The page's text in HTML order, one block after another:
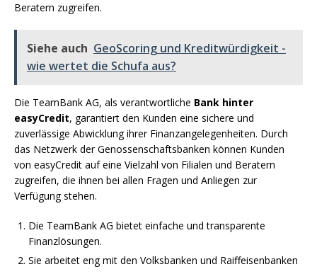
Beratern zugreifen.
Siehe auch GeoScoring und Kreditwürdigkeit -
wie wertet die Schufa aus?
Die TeamBank AG, als verantwortliche Bank hinter
easyCredit, garantiert den Kunden eine sichere und
zuverlässige Abwicklung ihrer Finanzangelegenheiten. Durch
das Netzwerk der Genossenschaftsbanken können Kunden
von easyCredit auf eine Vielzahl von Filialen und Beratern
zugreifen, die ihnen bei allen Fragen und Anliegen zur
Verfügung stehen.
Die TeamBank AG bietet einfache und transparente
Finanzlösungen.
Sie arbeitet eng mit den Volksbanken und Raiffeisenbanken